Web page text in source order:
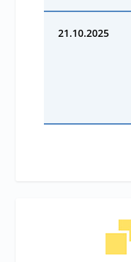
21.10.2025